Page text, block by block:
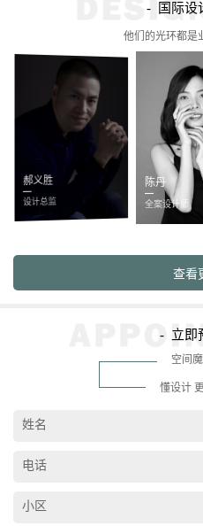
- 国际设
他们的光环都是
郝义胜
设计总监
陈丹
全案设计师
- 立即
空间
懂设计
姓名
电话
小区